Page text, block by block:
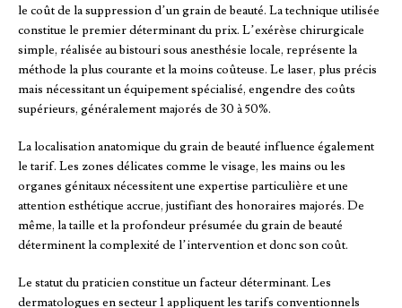
le coût de la suppression d’un grain de beauté. La technique utilisée
constitue le premier déterminant du prix. L’exérèse chirurgicale
simple, réalisée au bistouri sous anesthésie locale, représente la
méthode la plus courante et la moins coûteuse. Le laser, plus précis
mais nécessitant un équipement spécialisé, engendre des coûts
supérieurs, généralement majorés de 30 à 50%.
La localisation anatomique du grain de beauté influence également
le tarif. Les zones délicates comme le visage, les mains ou les
organes génitaux nécessitent une expertise particulière et une
attention esthétique accrue, justifiant des honoraires majorés. De
même, la taille et la profondeur présumée du grain de beauté
déterminent la complexité de l’intervention et donc son coût.
Le statut du praticien constitue un facteur déterminant. Les
dermatologues en secteur 1 appliquent les tarifs conventionnels